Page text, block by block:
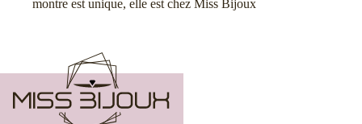
prenez rendez-vous avec nos
conseillers et créateurs
Bijouterie, Joaillerie, Horlogerie, Diamantaire, nous allions